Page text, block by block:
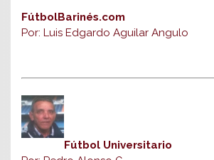
FútbolBarinés.com
Por: Luis Edgardo Aguilar Angulo
Fútbol Universitario